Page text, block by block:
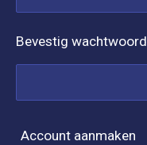
Bevestig wachtwoord
Account aanmaken